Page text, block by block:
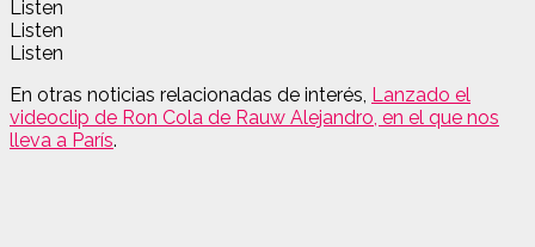
Listen
Listen
Listen
En otras noticias relacionadas de interés Lanzado el
videoclip de Ron Cola de Rauw Alejandro, en el que nos
lleva a París.